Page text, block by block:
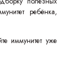
ребёнка,
иммунитет уже